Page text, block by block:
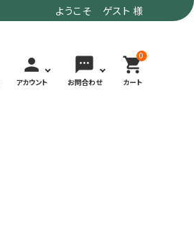
ようこそ ゲスト 様
person
アカウント
sms
お問合わせ
0
shopping_cart
カート